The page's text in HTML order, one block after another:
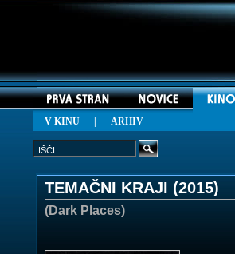
V KINU ARHIV
TEMAČNI KRAJI (2015)
(Dark Places)